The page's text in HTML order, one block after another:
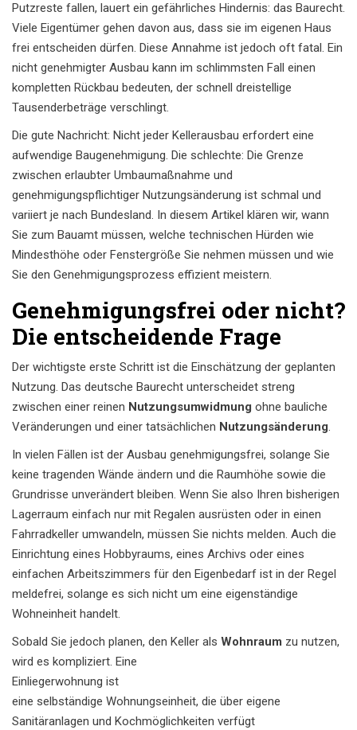
Putzreste fallen, lauert ein gefährliches Hindernis: das Baurecht.
Viele Eigentümer gehen davon aus, dass sie im eigenen Haus
frei entscheiden dürfen. Diese Annahme ist jedoch oft fatal. Ein
nicht genehmigter Ausbau kann im schlimmsten Fall einen
kompletten Rückbau bedeuten, der schnell dreistellige
Tausenderbeträge verschlingt.
Die gute Nachricht: Nicht jeder Kellerausbau erfordert eine
aufwendige Baugenehmigung. Die schlechte: Die Grenze
zwischen erlaubter Umbaumaßnahme und
genehmigungspflichtiger Nutzungsänderung ist schmal und
variiert je nach Bundesland. In diesem Artikel klären wir, wann
Sie zum Bauamt müssen, welche technischen Hürden wie
Mindesthöhe oder Fenstergröße Sie nehmen müssen und wie
Sie den Genehmigungsprozess effizient meistern.
Genehmigungsfrei oder nicht?
Die entscheidende Frage
Der wichtigste erste Schritt ist die Einschätzung der geplanten
Nutzung. Das deutsche Baurecht unterscheidet streng
zwischen einer reinen Nutzungsumwidmung ohne bauliche
Veränderungen und einer tatsächlichen Nutzungsänderung.
In vielen Fällen ist der Ausbau genehmigungsfrei, solange Sie
keine tragenden Wände ändern und die Raumhöhe sowie die
Grundrisse unverändert bleiben. Wenn Sie also Ihren bisherigen
Lagerraum einfach nur mit Regalen ausrüsten oder in einen
Fahrradkeller umwandeln, müssen Sie nichts melden. Auch die
Einrichtung eines Hobbyraums, eines Archivs oder eines
einfachen Arbeitszimmers für den Eigenbedarf ist in der Regel
meldefrei, solange es sich nicht um eine eigenständige
Wohneinheit handelt.
Sobald Sie jedoch planen, den Keller als Wohnraum zu nutzen,
wird es kompliziert. Eine
Einliegerwohnung ist
eine selbständige Wohnungseinheit, die über eigene
Sanitäranlagen und Kochmöglichkeiten verfügt